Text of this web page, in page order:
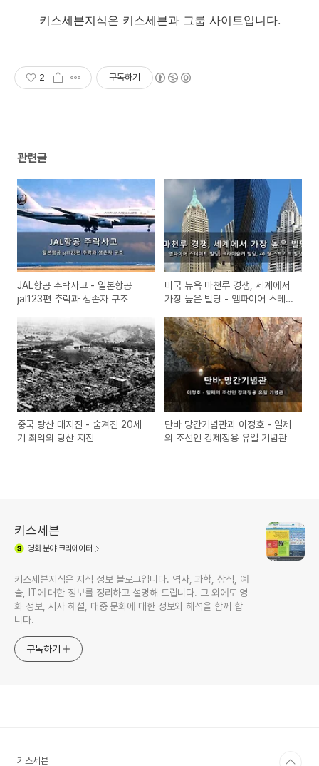
키스세븐지식은 키스세븐과 그룹 사이트입니다.
2 구독하기
관련글
JAL항공 추락사고 - 일본항공
jal123편 추락과 생존자 구조
미국 뉴욕 마천루 경쟁, 세계에서
가장 높은 빌딩 - 엠파이어 스테이
스트리트 빌딩
중국 탕산 대지진 - 숨겨진 20세
기 최악의 탕산 지진
단바 망간기념관과 이정호 - 일제
의 조선인 강제징용 유일 기념관
키스세븐
영화분야 크리에이터
키스세븐지식은 지식 정보 블로그입니다. 역사, 과학, 상식, 예
술, IT에 대한 정보를 정리하고 설명해 드립니다. 그 외에도 영
화 정보, 시사 해설, 대중 문화에 대한 정보와 해석을 함께 합
니다.
구독하기
키스세븐